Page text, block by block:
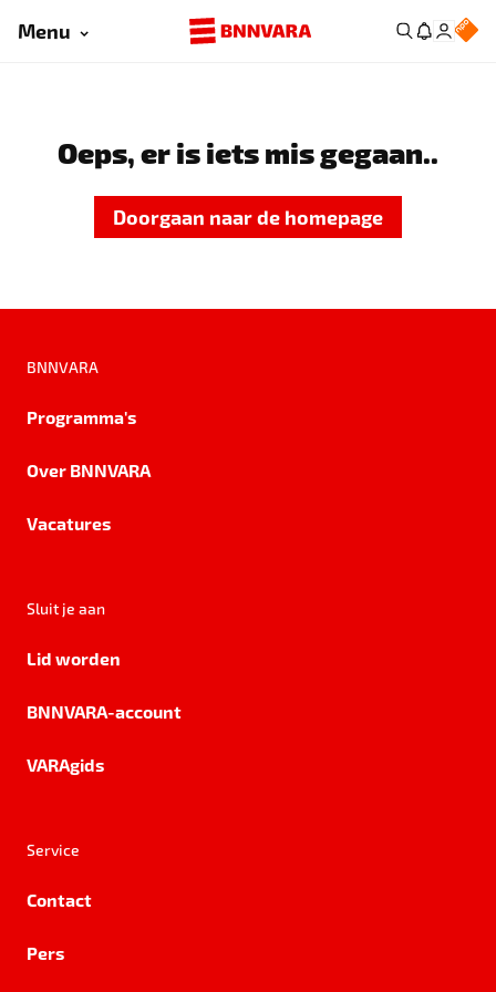
Menu
Oeps, er is iets mis gegaan..
Doorgaan naar de homepage
BNNVARA
Programma's
Over BNNVARA
Vacatures
Sluit je aan
Lid worden
BNNVARA-account
VARAgids
Service
Contact
Pers